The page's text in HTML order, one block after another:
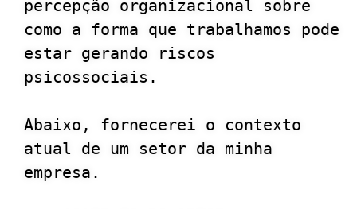
percepção organizacional sobre
como a forma que trabalhamos pode
estar gerando riscos
psicossociais.
Abaixo, fornecerei o contexto
atual de um setor da minha
empresa.